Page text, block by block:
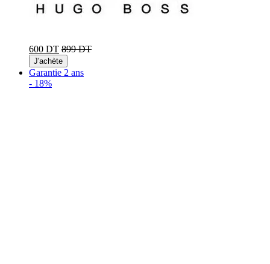
600 DT 899 DT
J'achète
Garantie 2 ans
- 18%